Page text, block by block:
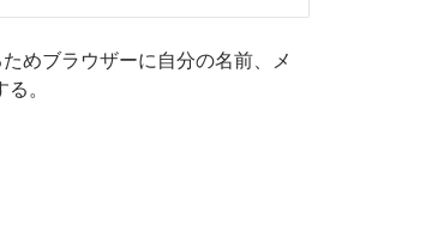
めブラウザーに自分の名前、メ
。